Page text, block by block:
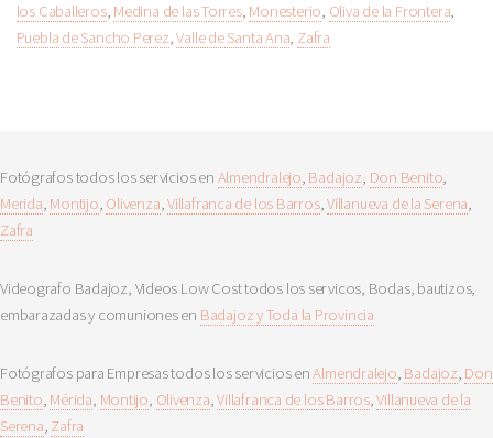
los Caballeros, Medina de las Torres, Monesterio, Oliva de la Frontera,
Puebla de Sancho Perez,Valle de Santa Ana, Zafra
Fotógrafos todos los servicios en Almendralejo, Badajoz, Don Benito,
Merida, Montijo, Olivenza,Villafranca de los Barros,Villanueva de la Serena,
Zafra
Videografo Badajoz, Videos Low Cost todos los servicos, Bodas, bautizos,
embarazadas y comuniones en Badajoz y Toda la Provincia
Fotógrafos para Empresas todos los servicios enAlmendralejo, Badajoz, Don
Benito, Mérida, Montijo, Olivenza,Villafranca de los Barros,Villanueva de la
Serena, Zafra